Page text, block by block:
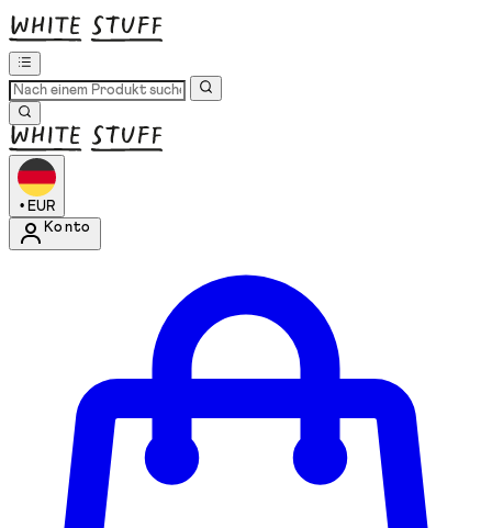
• EUR
Konto